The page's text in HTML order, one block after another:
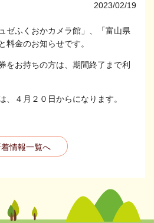
2023/02/19
ゼふくおかカメラ館」、「富山県
料金のお知らせです。
をお持ちの方は、期間終了まで利
、４月２０日からになります。
着情報一覧へ